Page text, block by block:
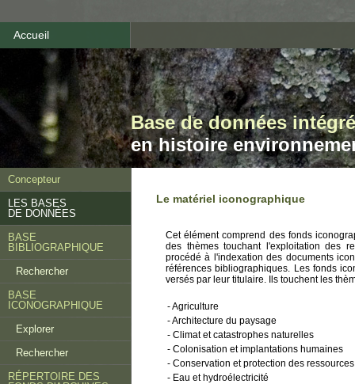
Accueil
Base de données
en histoire
Concepteur
LES BASES
DE DONNÉES
BASE
BIBLIOGRAPHIQUE
Rechercher
BASE
ICONOGRAPHIQUE
Explorer
Rechercher
RÉPERTOIRE DES
Le matériel iconographique
Cet élément comprend des fonds
des thèmes touchant l'exploitation des
procédé à l'indexation des documents
références bibliographiques. Les fonds
versés par leur titulaire. Ils touchent les
- Agriculture
- Architecture du paysage
- Climat et catastrophes naturelles
- Colonisation et implantations humaines
- Conservation et protection des ressources
- Eau et hydroélectricité